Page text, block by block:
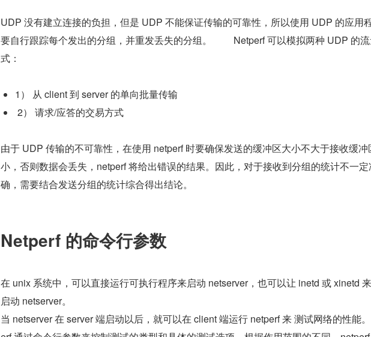
UDP 没有建立连接的负担，但是 UDP 不能保证传输的可靠性，所以使用 UDP 的应用
要自行跟踪每个发出的分组，并重发丢失的分组。 　　Netperf 可以模拟两种 UDP 的
式：
1） 从 client 到 server 的单向批量传输
2） 请求/应答的交易方式
由于 UDP 传输的不可靠性，在使用 netperf 时要确保发送的缓冲区大小不大于接收缓冲
小，否则数据会丢失，netperf 将给出错误的结果。因此，对于接收到分组的统计不一
确，需要结合发送分组的统计综合得出结论。
Netperf 的命令行参数
在 unix 系统中，可以直接运行可执行程序来启动 netserver，也可以让 inetd 或 xinetd
启动 netserver。
当 netserver 在 server 端启动以后，就可以在 client 端运行 netperf 来 测试网络的性能